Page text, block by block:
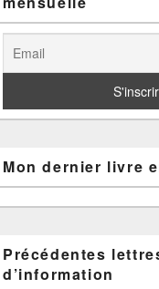
Mon dernier livre
Précédentes
d’information